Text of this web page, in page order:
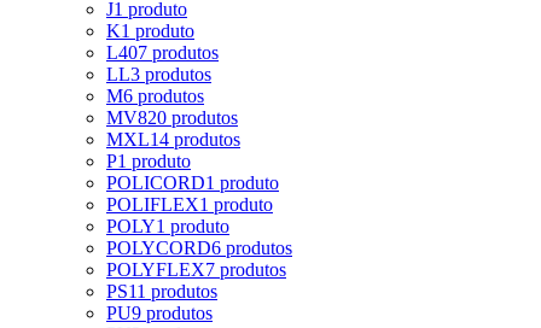
J1 produto
K1 produto
L407 produtos
LL3 produtos
M6 produtos
MV820 produtos
MXL14 produtos
P1 produto
POLICORD1 produto
POLIFLEX1 produto
POLY1 produto
POLYCORD6 produtos
POLYFLEX7 produtos
PS11 produtos
PU9 produtos